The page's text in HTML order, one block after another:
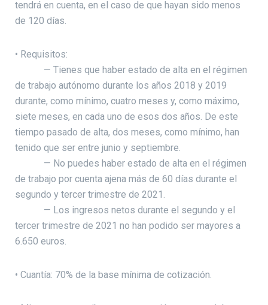
tendrá en cuenta, en el caso de que hayan sido menos
de 120 días.
• Requisitos:
— Tienes que haber estado de alta en el régimen
de trabajo autónomo durante los años 2018 y 2019
durante, como mínimo, cuatro meses y, como máximo,
siete meses, en cada uno de esos dos años. De este
tiempo pasado de alta, dos meses, como mínimo, han
tenido que ser entre junio y septiembre.
— No puedes haber estado de alta en el régimen
de trabajo por cuenta ajena más de 60 días durante el
segundo y tercer trimestre de 2021.
— Los ingresos netos durante el segundo y el
tercer trimestre de 2021 no han podido ser mayores a
6.650 euros.
• Cuantía: 70% de la base mínima de cotización.